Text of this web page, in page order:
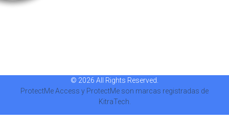
© 2026 All Rights Reserved.
ProtectMe Access y ProtectMe son marcas registradas de
KitraTech.